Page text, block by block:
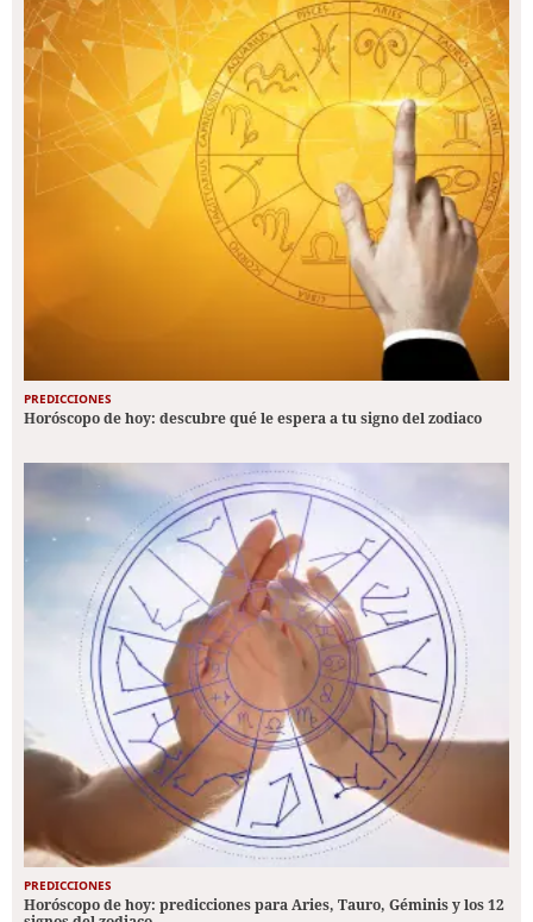
PREDICCIONES
Horóscopo de hoy: descubre qué le espera a tu signo del zodiaco
PREDICCIONES
Horóscopo de hoy: predicciones para Aries, Tauro, Géminis y los 12